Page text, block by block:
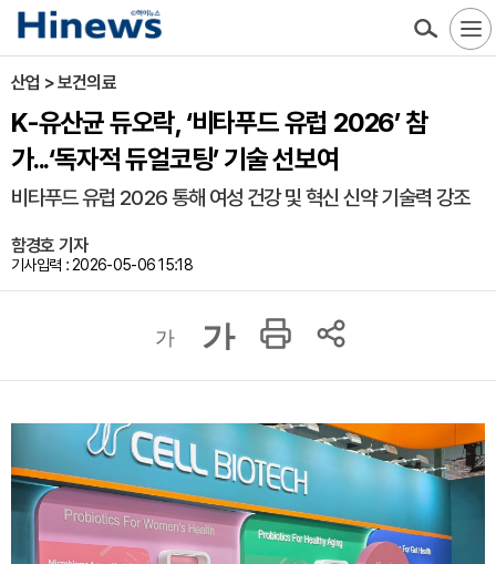
산업 > 보건의료
K-유산균 듀오락, ‘비타푸드 유럽 2026’ 참
가...‘독자적 듀얼코팅’ 기술 선보여
비타푸드 유럽 2026 통해 여성 건강 및 혁신 신약 기술력 강조
함경호 기자
기사입력 : 2026-05-06 15:18
가 가